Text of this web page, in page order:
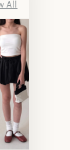
All